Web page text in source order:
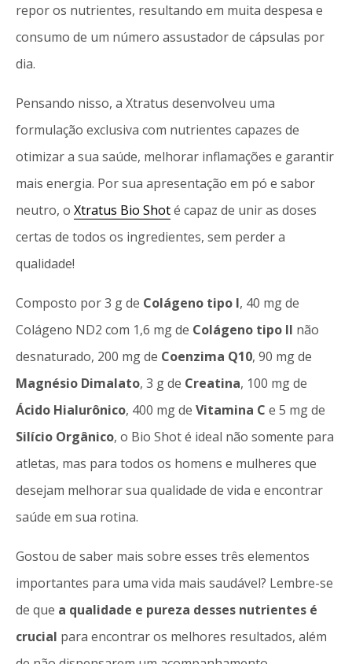
repor os nutrientes, resultando em muita despesa e
consumo de um número assustador de cápsulas por
dia.
Pensando nisso, a Xtratus desenvolveu uma
formulação exclusiva com nutrientes capazes de
otimizar a sua saúde, melhorar inflamações e garantir
mais energia. Por sua apresentação em pó e sabor
neutro, o Xtratus Bio Shoté capaz de unir as doses
certas de todos os ingredientes, sem perder a
qualidade!
Composto por 3 g de Colágeno tipo I, 40 mg de
Colágeno ND2 com 1,6 mg de Colágeno tipo II não
desnaturado, 200 mg de Coenzima Q10, 90 mg de
Magnésio Dimalato, 3 g de Creatina, 100 mg de
Ácido Hialurônico, 400 mg de Vitamina C e 5 mg de
Silício Orgânico, o Bio Shot é ideal não somente para
atletas, mas para todos os homens e mulheres que
desejam melhorar sua qualidade de vida e encontrar
saúde em sua rotina.
Gostou de saber mais sobre esses três elementos
importantes para uma vida mais saudável? Lembre-se
de que a qualidade e pureza desses nutrientes é
crucial para encontrar os melhores resultados, além